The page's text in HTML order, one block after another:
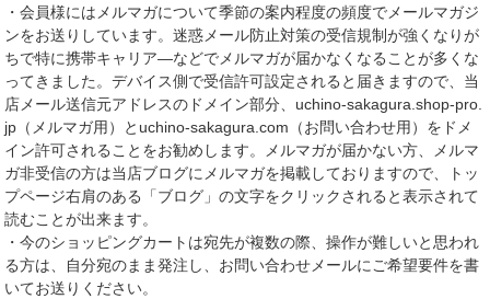
・会員様にはメルマガについて季節の案内程度の頻度でメールマガジ
ンをお送りしています。迷惑メール防止対策の受信規制が強くなりが
ちで特に携帯キャリア―などでメルマガが届かなくなることが多くな
ってきました。デバイス側で受信許可設定されると届きますので、当
店メール送信元アドレスのドメイン部分、uchino-sakagura.shop-pro.
jp（メルマガ用）とuchino-sakagura.com（お問い合わせ用）をドメ
イン許可されることをお勧めします。メルマガが届かない方、メルマ
ガ非受信の方は当店ブログにメルマガを掲載しておりますので、トッ
プページ右肩のある「ブログ」の文字をクリックされると表示されて
読むことが出来ます。
・今のショッピングカートは宛先が複数の際、操作が難しいと思われ
る方は、自分宛のまま発注し、お問い合わせメールにご希望要件を書
いてお送りください。